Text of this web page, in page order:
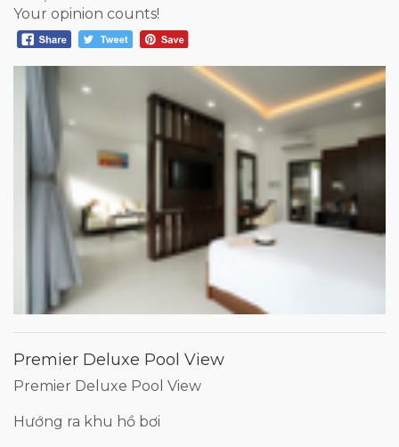
Your opinion counts!
Premier Deluxe Pool View
Premier Deluxe Pool View
Hướng ra khu hồ bơi